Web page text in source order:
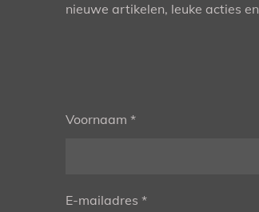
nieuwe artikelen, leuke acties en
Voornaam *
E-mailadres *